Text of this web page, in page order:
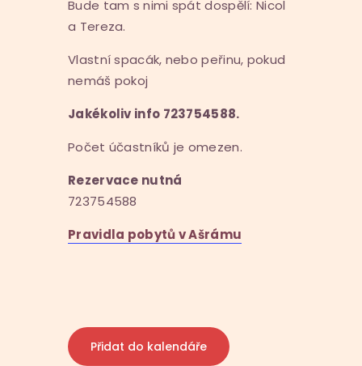
Bude tam s nimi spát dospělí: Nicol
a Tereza.
Vlastní spacák, nebo peřinu, pokud
nemáš pokoj
Jakékoliv info 723754588.
Počet účastníků je omezen.
Rezervace nutná
723754588
Pravidla pobytů v Ašrámu
Přidat do kalendáře